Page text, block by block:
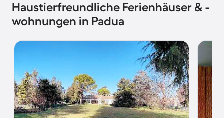
Haustierfreundliche Ferienhäuser & -
wohnungen in Padua